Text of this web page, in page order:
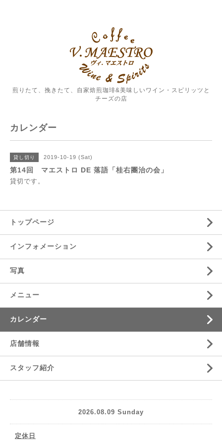
煎りたて、挽きたて、自家焙煎珈琲&美味しいワイン・スピリッツと
チーズの店
カレンダー
貸し切り 2019-10-19 (Sat)
第14回 マエストロ DE 落語「桂右團治の会」
貸切です。
トップページ
インフォメーション
写真
メニュー
カレンダー
店舗情報
スタッフ紹介
2026.08.09 Sunday
定休日